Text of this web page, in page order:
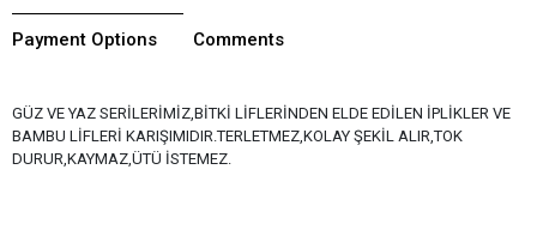
Payment Options Comments
GÜZ VE YAZ SERİLERİMİZ,BİTKİ LİFLERİNDEN ELDE EDİLEN İPLİKLER VE
BAMBU LİFLERİ KARIŞIMIDIR.TERLETMEZ,KOLAY ŞEKİL ALIR,TOK
DURUR,KAYMAZ,ÜTÜ İSTEMEZ.